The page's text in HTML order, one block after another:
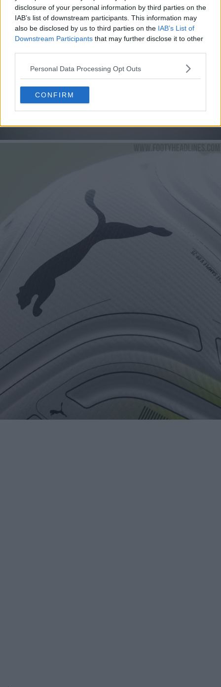
disclosure of your personal information by third parties on the
IAB’s list of downstream participants. This information may
also be disclosed by us to third parties on the IAB’s List of
Downstream Participants that may further disclose it to other
Personal Data Processing Opt Outs
CONFIRM